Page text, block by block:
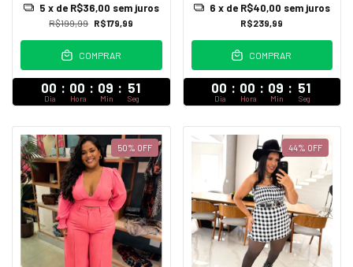
R$199,99 R$179,99
5 x de R$36,00 sem juros
COMPRAR
00 : 00 : 09 : 47
Dia Hora Min Seg
R$239,99
6 x de R$40,00 sem juros
COMPRAR
00 : 00 : 09 : 47
Dia Hora Min Seg
50% OFF 44% OFF